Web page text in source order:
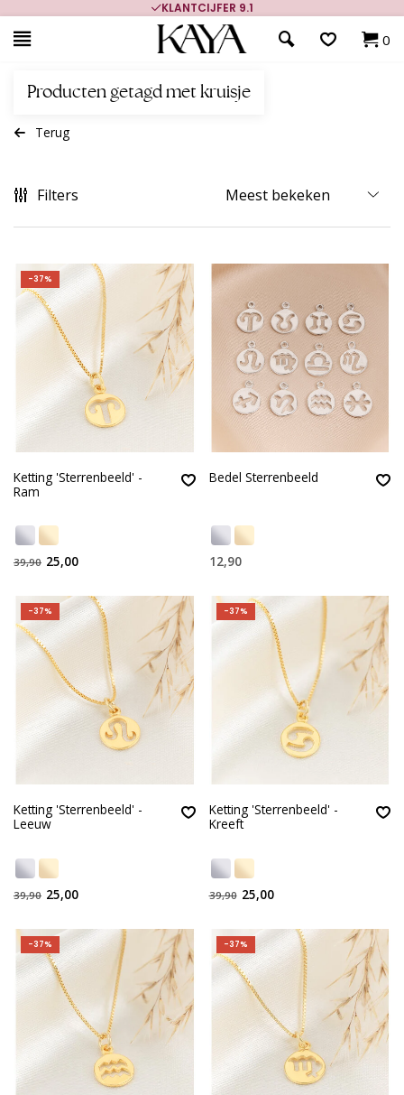
KLANTCIJFER 9.1
0
Producten getagd met kruisje
Terug
Filters
-37%
Ketting 'Sterrenbeeld' -
Ram
39,90 25,00
Bedel Sterrenbeeld
12,90
-37%
Ketting 'Sterrenbeeld' -
Leeuw
39,90 25,00
-37%
Ketting 'Sterrenbeeld' -
Kreeft
39,90 25,00
-37% -37%